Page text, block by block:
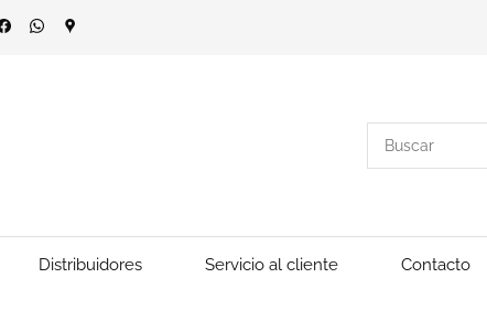
Distribuidores Servicio al cliente Contacto